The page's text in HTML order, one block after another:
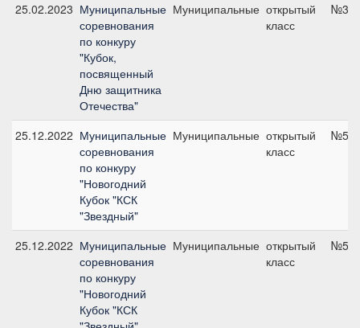
25.02.2023 Муниципальные
соревнования
по конкуру
"Кубок,
посвященный
Дню защитника
Отечества"
Муниципальные открытый
класс
№3,
25.12.2022 Муниципальные
соревнования
по конкуру
"Новогодний
Кубок "КСК
"Звездный"
Муниципальные открытый
класс
№5,
25.12.2022 Муниципальные
соревнования
по конкуру
"Новогодний
Кубок "КСК
Муниципальные открытый
класс
№5,